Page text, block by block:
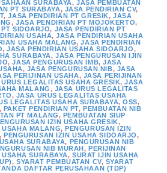
SURABAYA,JASA PEMBUATAN
PT SURABAYA, JASA PENDIRIAN CV,
,JASA PENDIRIAN PT GRESIK, JASA
,JASA PENDIRIAN PT MOJOKERTO,
SIDOARJO, JASA PENDIRIAN PT
USAHA,JASA PENDIRIAN USAHA
USAHA MALANG,JASA PENDIRIAN
,JASA PENDIRIAN USAHA SIDOARJO,
SURABAYA,JASA PENGURUSAN IJIN
,JASA PENGURUSAN IMB,JASA
, JASA PENGURUSAN NIB, JASA
PERIJINAN USAHA, JASA PERIJINAN
LEGALITAS USAHA GRESIK,JASA
MALANG, JASA URUS LEGALITAS
, JASA URUS LEGALITAS USAHA
LEGALITAS USAHA SURABAYA,OSS,
PAKET PENDIRIAN PT, PEMBUATAN NIB
PT MALANG, PEMBUATAN SIUP
IZIN USAHA GRESIK,
USAHA MALANG, PENGURUSAN IZIN
, PENGURUSAN IZIN USAHA SIDOARJO,
SURABAYA, PENGURUSAN NIB
NIB MURAH , PERIJINAN
USAHA SURABAYA,SURAT IJIN USAHA
,SYARAT PEMBUATAN CV, SYARAT
DAFTAR PERUSAHAAN (TDP)